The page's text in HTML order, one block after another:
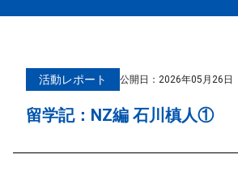
活動レポート 公開日： 2026年05月26日
留学記：NZ編 石川槙人①